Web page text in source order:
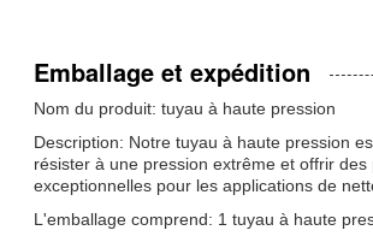
Emballage et expédition
Nom du produit: tuyau à haute pression
Description: Notre tuyau à haute pression
résister à une pression extrême et offrir des
exceptionnelles pour les applications de
L'emballage comprend: 1 tuyau à haute